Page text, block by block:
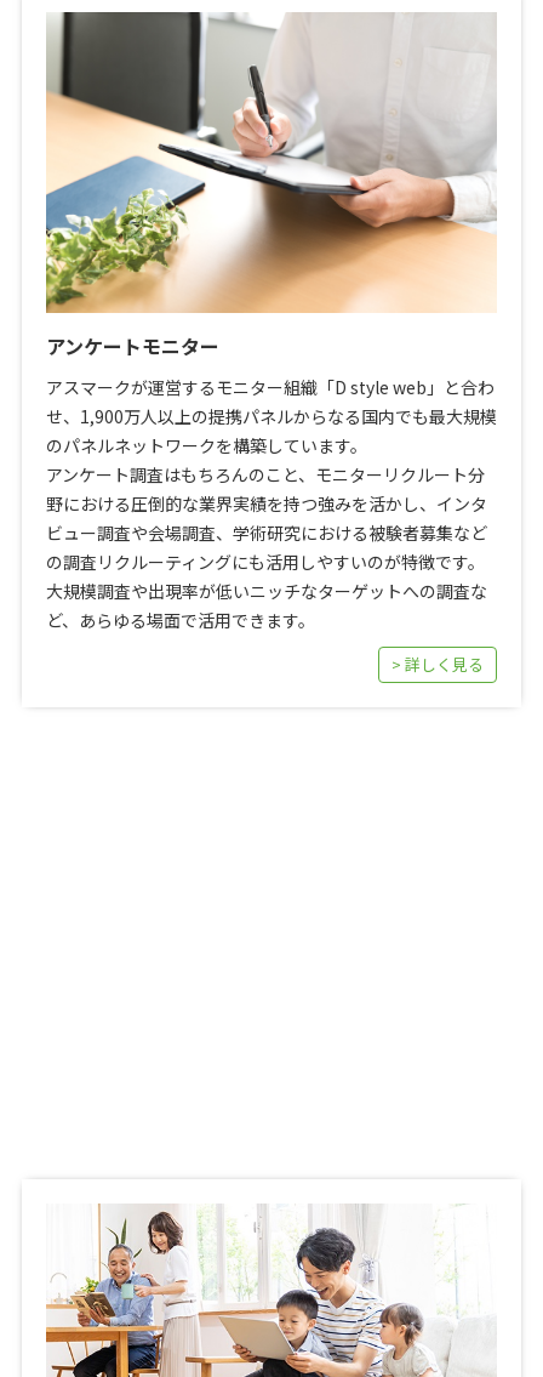
アンケートモニター
アスマークが運営するモニター組織「D style web」と合わ
せ、1,900万人以上の提携パネルからなる国内でも最大規模
のパネルネットワークを構築しています。
アンケート調査はもちろんのこと、モニターリクルート分
野における圧倒的な業界実績を持つ強みを活かし、インタ
ビュー調査や会場調査、学術研究における被験者募集など
の調査リクルーティングにも活用しやすいのが特徴です。
大規模調査や出現率が低いニッチなターゲットへの調査な
ど、あらゆる場面で活用できます。
> 詳しく見る